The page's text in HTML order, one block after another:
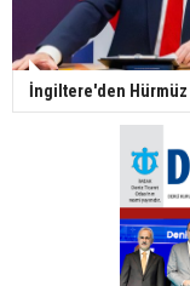
İngiltere'den Hürmüz